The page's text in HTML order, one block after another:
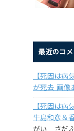
最近のコ
【死因は病
が死去 画像
【死因は病
牛島和彦＆
がい さだ